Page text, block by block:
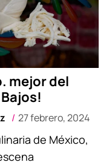
mejor del
27 febrero, 2024
de México,